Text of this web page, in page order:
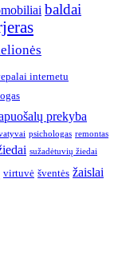
baldai
internetu
prekyba
psichologas remontas
sužadėtuvių žiedai
virtuvė šventės žaislai